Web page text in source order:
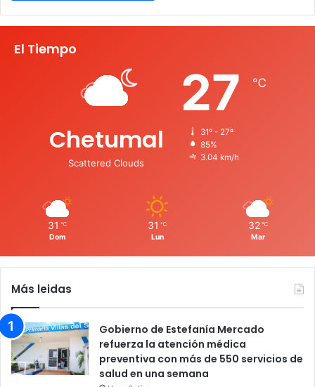
El Tiempo
Chetumal
Scattered Clouds
27 ℃
31º - 27º
85%
3.04 km/h
31 ℃
Dom
31 ℃
Lun
32 ℃
Mar
Más leidas
Gobierno de Estefanía Mercado
refuerza la atención médica
preventiva con más de 550 servicios de
salud en una semana